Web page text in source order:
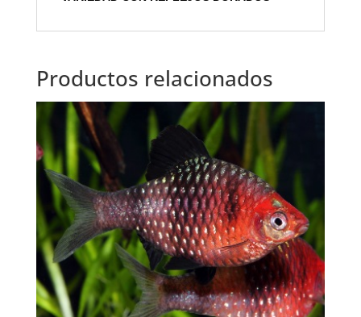
Productos relacionados